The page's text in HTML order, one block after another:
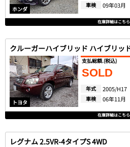
ホンダ 車検 09年03月
在庫詳細はこちら
トヨタ
支払総額.(税込)
SOLD
年式 2005/H17
車検 06年11月
在庫詳細はこちら
レグナム 2.5VR-4タイプS 4WD